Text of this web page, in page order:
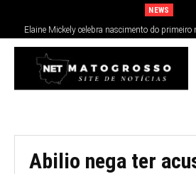
NEWS
Elaine Mickely celebra nascimento do primeiro
Abilio nega ter